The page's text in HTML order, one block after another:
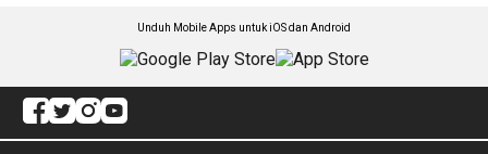
Unduh Mobile Apps untuk iOS dan Android